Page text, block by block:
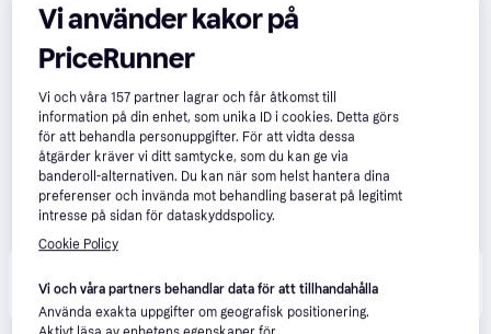
samarbeta med PriceRunner.
Vi använder kakor på
PriceRunner
Vi och våra157 partner lagrar och får åtkomst till
information på din enhet, som unika ID i cookies. Detta görs
för att behandla personuppgifter. För att vidta dessa
åtgärder kräver vi ditt samtycke, som du kan ge via
banderoll-alternativen. Du kan när som helst hantera dina
preferenser och invända mot behandling baserat på legitimt
intresse på sidan för dataskyddspolicy.
Cookie Policy
Vi och våra partners behandlar data för att tillhandahålla
Använda exakta uppgifter om geografisk positionering.